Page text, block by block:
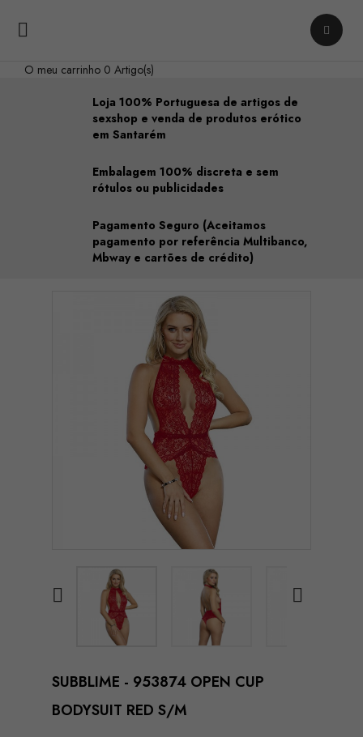

O meu carrinho 0 Artigo(s)
Loja 100% Portuguesa de artigos de
sexshop e venda de produtos erótico
em Santarém
Embalagem 100% discreta e sem
rótulos ou publicidades
Pagamento Seguro (Aceitamos
pagamento por referência Multibanco,
Mbway e cartões de crédito)
 
SUBBLIME - 953874 OPEN CUP
BODYSUIT RED S/M